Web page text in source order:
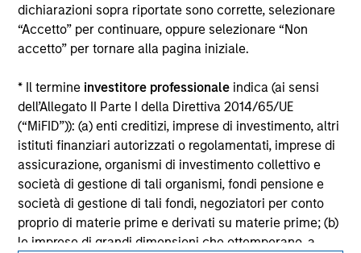
dichiarazioni sopra riportate sono corrette, selezionare
“Accetto” per continuare, oppure selezionare “Non
accetto” per tornare alla pagina iniziale.
* Il termine investitore professionale indica (ai sensi
dell’Allegato II Parte I della Direttiva 2014/65/UE
(“MiFID”)): (a) enti creditizi, imprese di investimento, altri
istituti finanziari autorizzati o regolamentati, imprese di
assicurazione, organismi di investimento collettivo e
società di gestione di tali organismi, fondi pensione e
società di gestione di tali fondi, negoziatori per conto
proprio di materie prime e derivati su materie prime; (b)
le imprese di grandi dimensioni che ottemperano, a
Please refer to the strategy detail page for important
information on the strategy, including additional risk
considerations.